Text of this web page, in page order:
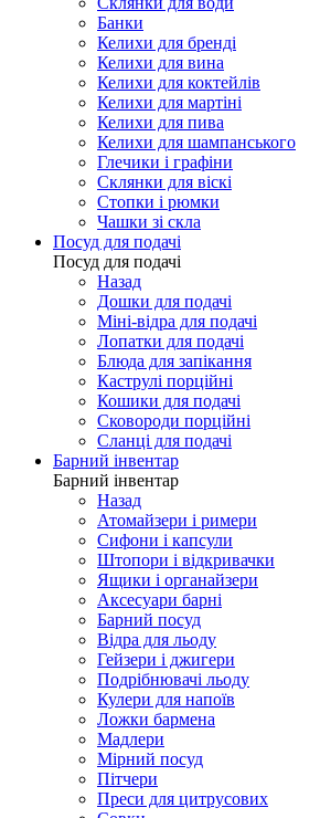
Банки
Келихи для бренді
Келихи для вина
Келихи для коктейлів
Келихи для мартіні
Келихи для пива
Келихи для шампанського
Глечики і графіни
Склянки для віскі
Стопки і рюмки
Чашки зі скла
Посуд для подачі
Посуд для подачі
Назад
Дошки для подачі
Міні-відра для подачі
Лопатки для подачі
Блюда для запікання
Каструлі порційні
Кошики для подачі
Сковороди порційні
Сланці для подачі
Барний інвентар
Барний інвентар
Назад
Атомайзери і римери
Сифони і капсули
Штопори і відкривачки
Ящики і органайзери
Аксесуари барні
Барний посуд
Відра для льоду
Гейзери і джигери
Подрібнювачі льоду
Кулери для напоїв
Ложки бармена
Мадлери
Мірний посуд
Пітчери
Преси для цитрусових